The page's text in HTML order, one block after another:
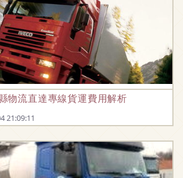
物流直達專線貨運費用解析
21:09:11